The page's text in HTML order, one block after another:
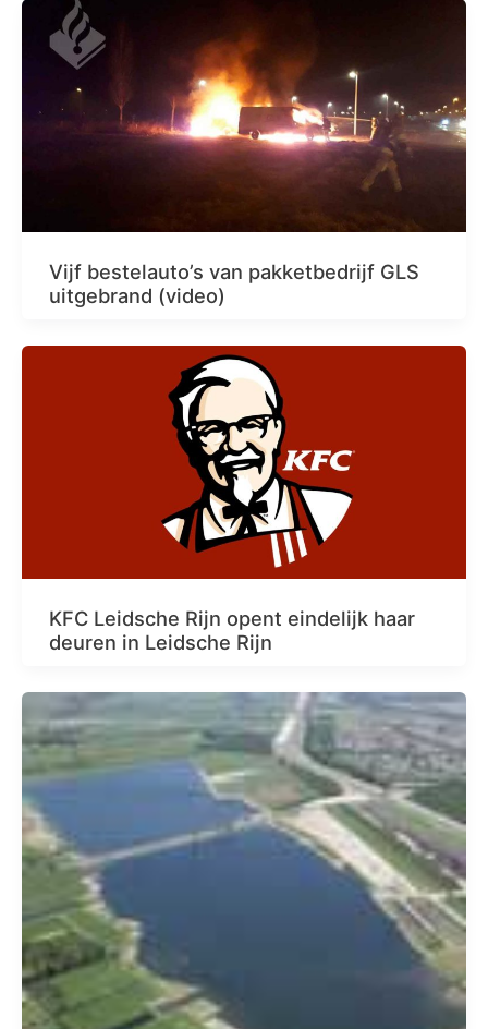
Vijf bestelauto’s van pakketbedrijf GLS
uitgebrand (video)
KFC Leidsche Rijn opent eindelijk haar
deuren in Leidsche Rijn